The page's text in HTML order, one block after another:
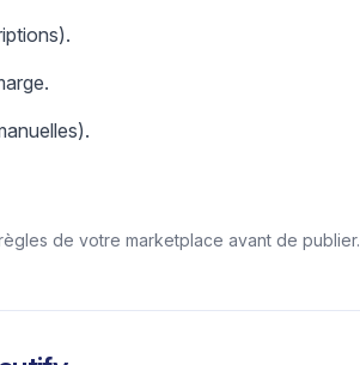
de votre marketplace avant de publier.